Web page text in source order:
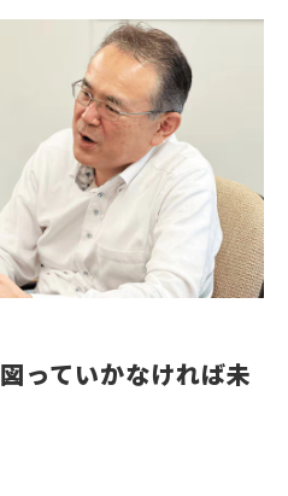
っていかなければ未